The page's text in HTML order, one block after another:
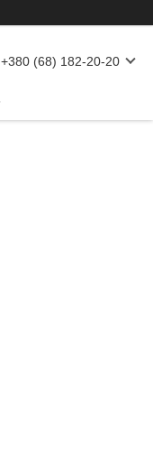
+380 (68) 182-20-20